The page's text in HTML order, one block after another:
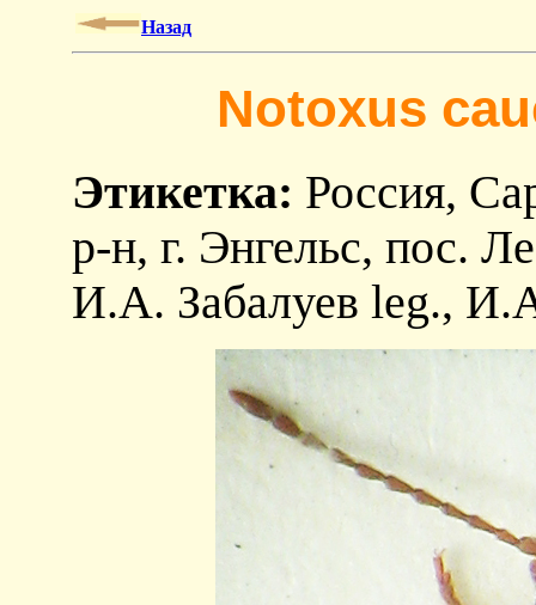
Назад
Notoxus
Этикетка: Россия,
р-н, г. Энгельс, пос.
И.А. Забалуев leg.,